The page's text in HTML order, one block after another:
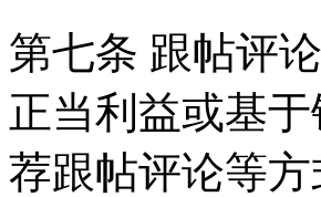
第七条 跟帖评
正当利益或基
荐跟帖评论等